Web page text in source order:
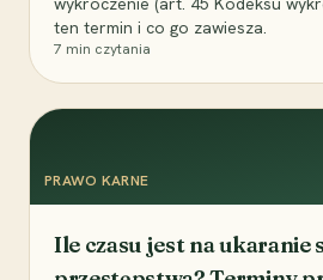
ten termin i co go zawiesza.
7 min czytania
PRAWO KARNE
Ile czasu jest na ukaranie